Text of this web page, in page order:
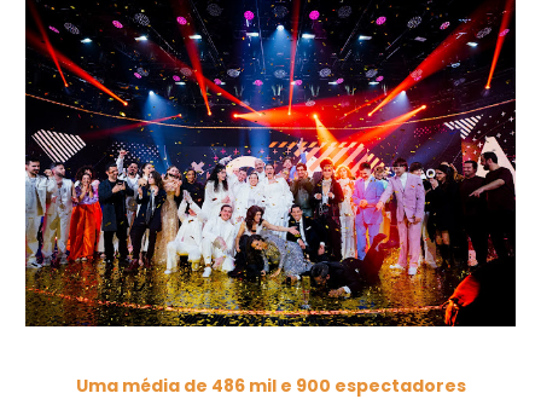
Uma média de 486 mil e 900 espectadores